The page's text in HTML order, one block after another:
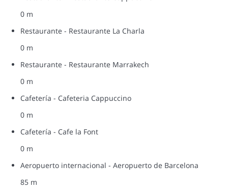
0 m
Restaurante - Restaurante La Charla
0 m
Restaurante - Restaurante Marrakech
0 m
Cafetería - Cafeteria Cappuccino
0 m
Cafetería - Cafe la Font
0 m
Aeropuerto internacional - Aeropuerto de Barcelona
85 m